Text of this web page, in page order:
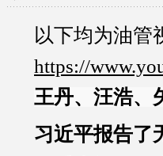
以下均为油管
https://
王丹、汪浩、
习近平报告了